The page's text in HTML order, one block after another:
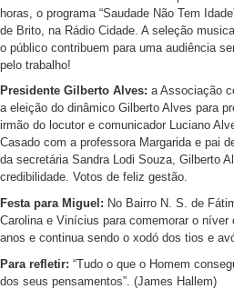
horas, o programa “Saudade Não Tem
de Brito, na Rádio Cidade. A seleção
o público contribuem para uma audiência
pelo trabalho!
Presidente Gilberto Alves: a Associação
a eleição do dinâmico Gilberto Alves para
irmão do locutor e comunicador Luciano
Casado com a professora Margarida e pai
da secretária Sandra Lodi Souza, Gilberto
credibilidade. Votos de feliz gestão.
Festa para Miguel: No Bairro N. S. de
Carolina e Vinícius para comemorar o
anos e continua sendo o xodó dos tios e
Para refletir: “Tudo o que o Homem
dos seus pensamentos”. (James Hallem)